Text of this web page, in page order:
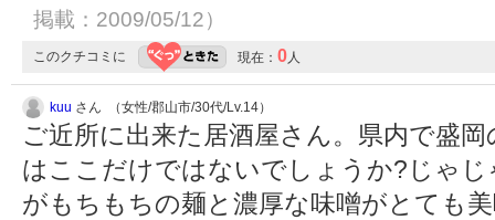
掲載：2009/05/12）
このクチコミに 現在： 0人
kuu さん （女性/郡山市/30代/Lv.14）
ご近所に出来た居酒屋さん。県内で盛
はここだけではないでしょうか?じゃ
がもちもちの麺と濃厚な味噌がとても